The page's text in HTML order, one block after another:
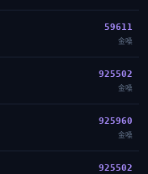
59611
金嗓
925502
金嗓
925960
金嗓
925502